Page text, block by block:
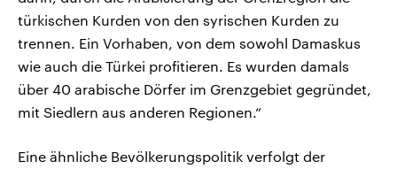
türkischen Kurden von den syrischen Kurden zu
trennen. Ein Vorhaben, von dem sowohl Damaskus
wie auch die Türkei profitieren. Es wurden damals
über 40 arabische Dörfer im Grenzgebiet gegründet,
mit Siedlern aus anderen Regionen.“
Eine ähnliche Bevölkerungspolitik verfolgt der